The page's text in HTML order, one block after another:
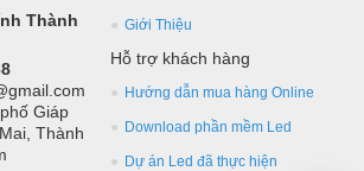
Thành
Giáp
Thành
Giới Thiệu
Hỗ trợ khách hàng
Hướng dẫn mua hàng Online
Download phần mềm Led
Dự án Led đã thực hiện